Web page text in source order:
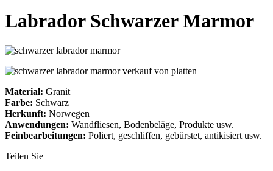
Labrador Schwarzer Marmor
Material: Granit
Farbe: Schwarz
Herkunft: Norwegen
Anwendungen: Wandfliesen, Bodenbeläge, Produkte usw.
Feinbearbeitungen: Poliert, geschliffen, gebürstet, antikisiert usw.
Teilen Sie